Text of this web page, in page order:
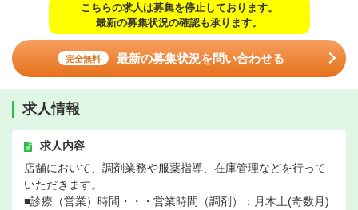
こちらの求人は募集を停止しております。
最新の募集状況の確認も承ります。
完全無料 最新の募集状況を問い合わせる
求人情報
求人内容
店舗において、調剤業務や服薬指導、在庫管理などを行って
いただきます。
■診療（営業）時間・・・営業時間（調剤）：月木土(奇数月)